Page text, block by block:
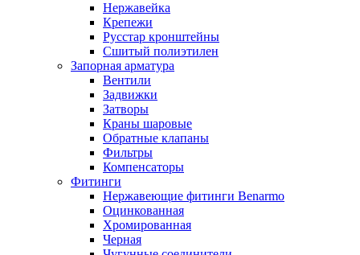
Нержавейка
Крепежи
Русстар кронштейны
Сшитый полиэтилен
Запорная арматура
Вентили
Задвижки
Затворы
Краны шаровые
Обратные клапаны
Фильтры
Компенсаторы
Фитинги
Нержавеющие фитинги Benarmo
Оцинкованная
Хромированная
Черная